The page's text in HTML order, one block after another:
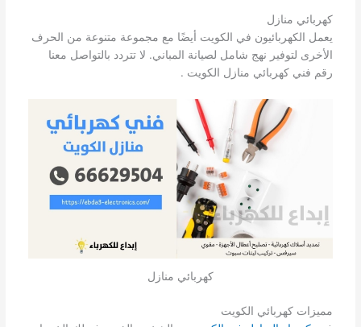
كهربائي منازل
يعمل الكهربائيون في الكويت أيضًا مع مجموعة متنوعة من الحرف
الأخرى لتوفير نهج شامل لصيانة المباني. لا تتردد بالتواصل معنا
رقم فني كهربائي منازل الكويت .
كهربائي منازل
مميزات كهربائي الكويت